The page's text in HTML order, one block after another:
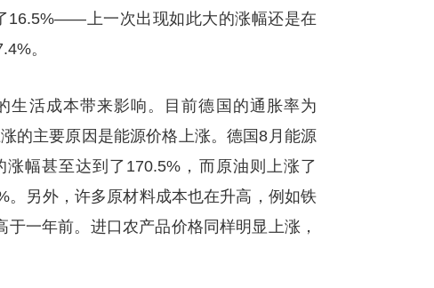
16.5%——上一次出现如此大的涨幅还是在
。
活成本带来影响。目前德国的通胀率为
的主要原因是能源价格上涨。德国8月能源
幅甚至达到了170.5%，而原油则上涨了
另外，许多原材料成本也在升高，例如铁
一年前。进口农产品价格同样明显上涨，